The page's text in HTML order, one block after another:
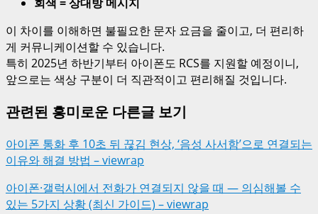
이 차이를 이해하면 불필요한 문자 요금을 줄이고, 더 편리하
게 커뮤니케이션할 수 있습니다.
특히 2025년 하반기부터 아이폰도 RCS를 지원할 예정이니,
앞으로는 색상 구분이 더 직관적이고 편리해질 것입니다.
관련된 흥미로운 다른글 보기
아이폰 통화 후 10초 뒤 끊김 현상, ‘음성 사서함’으로 연결되는
이유와 해결 방법 – viewrap
아이폰·갤럭시에서 전화가 연결되지 않을 때 — 의심해볼 수
있는 5가지 상황 (최신 가이드) – viewrap